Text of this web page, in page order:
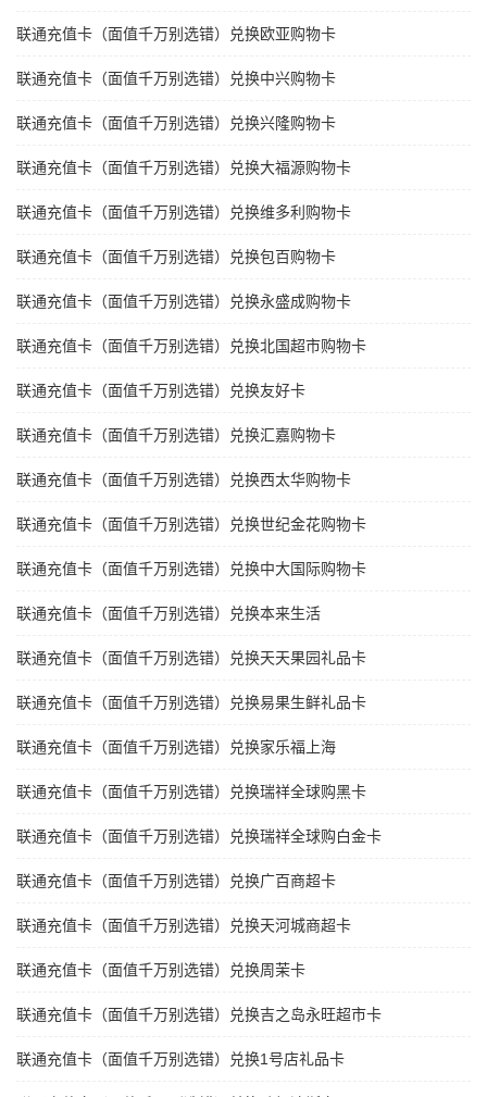
联通充值卡（面值千万别选错）兑换欧亚购物卡
联通充值卡（面值千万别选错）兑换中兴购物卡
联通充值卡（面值千万别选错）兑换兴隆购物卡
联通充值卡（面值千万别选错）兑换大福源购物卡
联通充值卡（面值千万别选错）兑换维多利购物卡
联通充值卡（面值千万别选错）兑换包百购物卡
联通充值卡（面值千万别选错）兑换永盛成购物卡
联通充值卡（面值千万别选错）兑换北国超市购物卡
联通充值卡（面值千万别选错）兑换友好卡
联通充值卡（面值千万别选错）兑换汇嘉购物卡
联通充值卡（面值千万别选错）兑换西太华购物卡
联通充值卡（面值千万别选错）兑换世纪金花购物卡
联通充值卡（面值千万别选错）兑换中大国际购物卡
联通充值卡（面值千万别选错）兑换本来生活
联通充值卡（面值千万别选错）兑换天天果园礼品卡
联通充值卡（面值千万别选错）兑换易果生鲜礼品卡
联通充值卡（面值千万别选错）兑换家乐福上海
联通充值卡（面值千万别选错）兑换瑞祥全球购黑卡
联通充值卡（面值千万别选错）兑换瑞祥全球购白金卡
联通充值卡（面值千万别选错）兑换广百商超卡
联通充值卡（面值千万别选错）兑换天河城商超卡
联通充值卡（面值千万别选错）兑换周茉卡
联通充值卡（面值千万别选错）兑换吉之岛永旺超市卡
联通充值卡（面值千万别选错）兑换1号店礼品卡